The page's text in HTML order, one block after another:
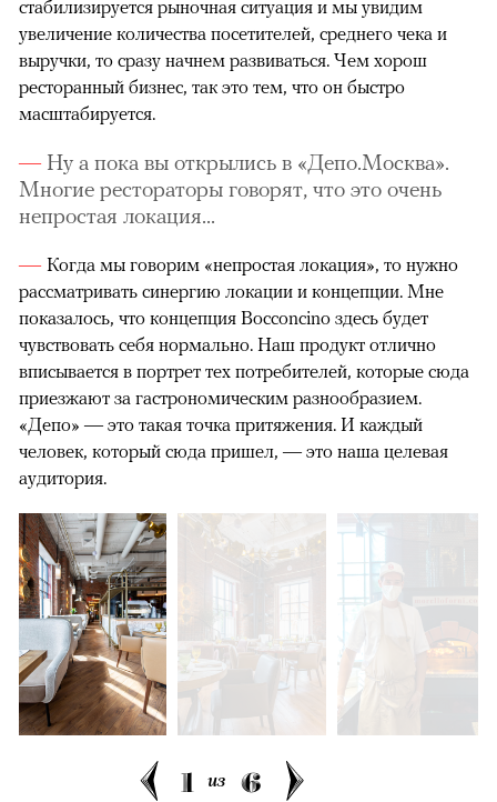
стабилизируется рыночная ситуация и мы увидим
увеличение количества посетителей, среднего чека и
выручки, то сразу начнем развиваться. Чем хорош
ресторанный бизнес, так это тем, что он быстро
масштабируется.
Ну а пока вы открылись в «Депо.Москва».
Многие рестораторы говорят, что это очень
непростая локация...
Когда мы говорим «непростая локация», то нужно
рассматривать синергию локации и концепции. Мне
показалось, что концепция Bocconcino здесь будет
чувствовать себя нормально. Наш продукт отлично
вписывается в портрет тех потребителей, которые сюда
приезжают за гастрономическим разнообразием.
«Депо» — это такая точка притяжения. И каждый
человек, который сюда пришел, — это наша целевая
аудитория.
1 из 6